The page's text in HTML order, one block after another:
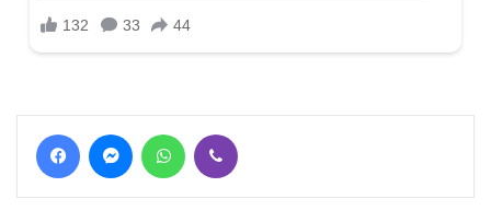
FacebookMessengerWhatsApp